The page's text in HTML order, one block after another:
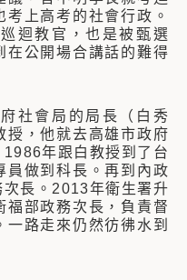
上高考的社會行政。
迴教官，也是被甄選
在公開場合講話的難得
會局的局長（白秀
授，他就去高雄市政府
年跟白教授到了台
員做到科長。再到內政
長。2013年衛生署升
福部政務次長，負責督
路走來仍然彷彿水到